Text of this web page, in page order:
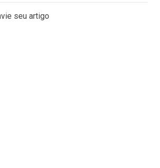
seu artigo